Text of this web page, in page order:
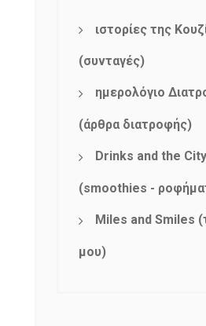
ιστορίες της
(συνταγές)
ημερολόγιο
(άρθρα διατροφής)
Drinks and the City
(smoothies -
Miles and Smiles
μου)